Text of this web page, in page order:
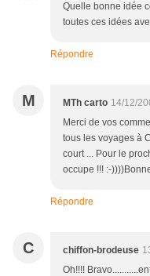
Quelle bonne idée
toutes ces idées
Répondre
M MTh carto 14/12/
Merci de vos
tous les voyages à
court ... Pour le
occupe !!! :-
Répondre
C chiffon-brodeuse
Oh!!!!